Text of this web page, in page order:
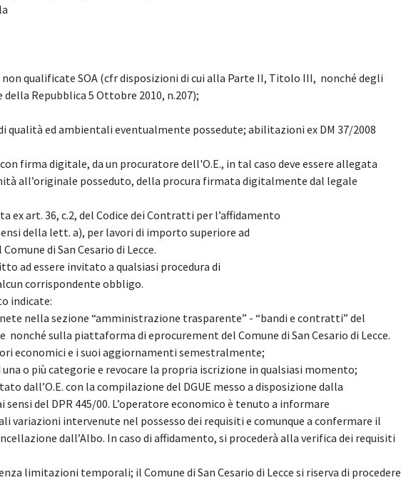
qualificate SOA (cfr disposizioni di cui alla Parte II, Titolo III, nonché degli
Repubblica 5 Ottobre 2010, n.207);
ed ambientali eventualmente possedute; abilitazioni ex DM 37/2008
firma digitale, da un procuratore dell'O.E., in tal caso deve essere allegata
all’originale posseduto, della procura firmata digitalmente dal legale
ex art. 36, c.2, del Codice dei Contratti per l’affidamento
della lett. a), per lavori di importo superiore ad
di San Cesario di Lecce.
ad essere invitato a qualsiasi procedura di
corrispondente obbligo.
indicate:
nella sezione “amministrazione trasparente” - “bandi e contratti” del
sulla piattaforma di eprocurement del Comune di San Cesario di Lecce.
economici e i suoi aggiornamenti semestralmente;
o più categorie e revocare la propria iscrizione in qualsiasi momento;
dall’O.E. con la compilazione del DGUE messo a disposizione dalla
del DPR 445/00. L’operatore economico è tenuto a informare
intervenute nel possesso dei requisiti e comunque a confermare il
dall’Albo. In caso di affidamento, si procederà alla verifica dei requisiti
limitazioni temporali; il Comune di San Cesario di Lecce si riserva di procedere